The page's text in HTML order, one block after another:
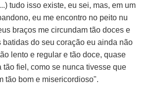
tudo isso existe, eu sei, mas, em um
eu me encontro no peito nu
braços me circundam tão doces e
batidas do seu coração eu ainda não
lento e regular e tão doce, quase
tão fiel, como se nunca tivesse que
tão bom e misericordioso".